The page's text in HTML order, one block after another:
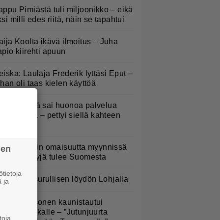
Pimiästä tuli miljoonikko – eikä
milli edes riitä, näin se tapahtui
Koolta ikävä ilmoitus – Juha
kiirehti apuun
Laulaja Frederik lyttäsi Eput –
oli taas kielen käyttöä
Pimiä sai huonoa palvelua
– pettyi siellä kahteen
Belórfin omaisuutta myynnissä
jälleenmyyjä tulee Suomesta
teki surullisen löydön Lohjalla
Paasonen kaunistautui
keikalle – ”Jutunjuurta
ja